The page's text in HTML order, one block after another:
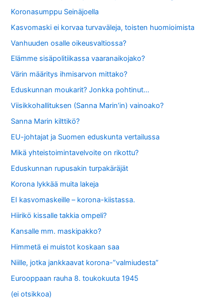
Koronasumppu Seinäjoella
Kasvomaski ei korvaa turvaväleja, toisten huomioimista
Vanhuuden osalle oikeusvaltiossa?
Elämme sisäpolitiikassa vaaranaikojako?
Värin määritys ihmisarvon mittako?
Eduskunnan moukarit? Jonkka pohtinut…
Viisikkohallituksen (Sanna Marin’in) vainoako?
Sanna Marin kilttikö?
EU-johtajat ja Suomen eduskunta vertailussa
Mikä yhteistoimintavelvoite on rikottu?
Eduskunnan rupusakin turpakäräjät
Korona lykkää muita lakeja
EI kasvomaskeille – korona-kiistassa.
Hiirikö kissalle takkia ompeli?
Kansalle mm. maskipakko?
Himmetä ei muistot koskaan saa
Niille, jotka jankkaavat korona-”valmiudesta”
Eurooppaan rauha 8. toukokuuta 1945
(ei otsikkoa)